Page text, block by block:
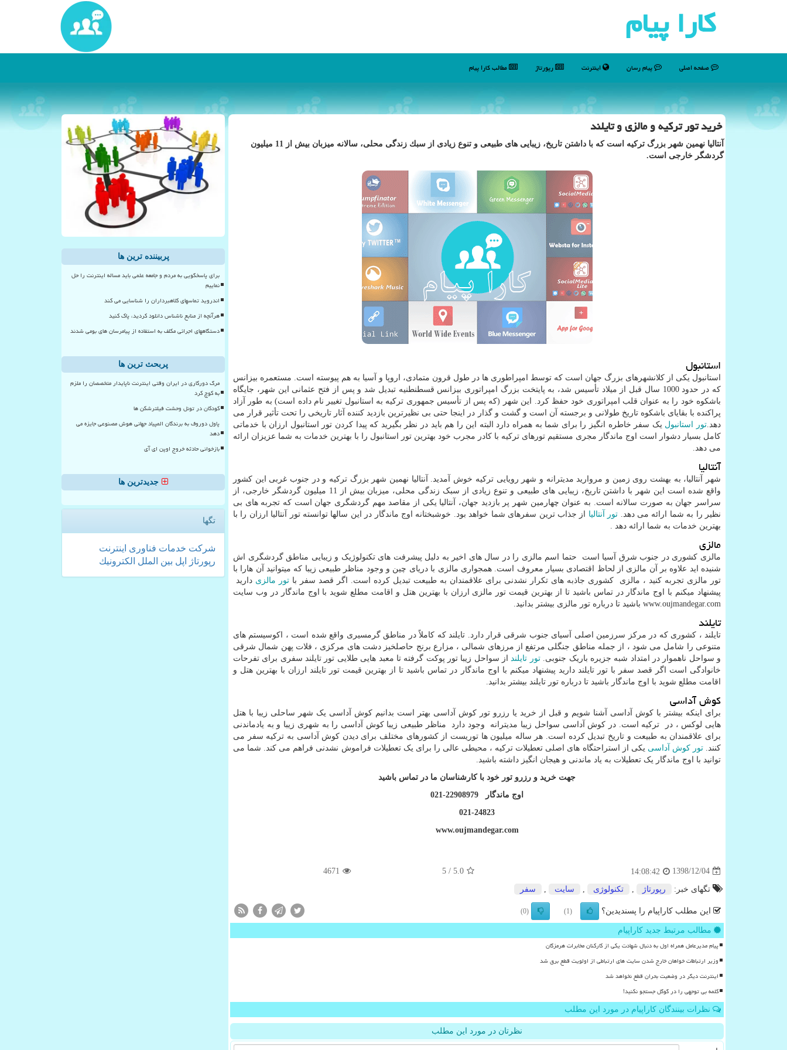
كارا پیام
صفحه اصلی پیام رسان اینترنت رپورتاژ مطالب كارا پیام
خرید تور تركیه و مالزی و تایلند
آنتالیا نهمین شهر بزرگ تركیه است كه با داشتن تاریخ، زیبایی های طبیعی و تنوع زیادی از سبك زندگی محلی، سالانه میزبان بیش از 11 میلیون
گردشگر خارجی است.
استانبول
استانبول یکی از کلانشهرهای بزرگ جهان است که توسط امپراطوری ها در طول قرون متمادی، اروپا و آسیا به هم پیوسته است. مستعمره بیزانس
که در حدود 1000 سال قبل از میلاد تأسیس شد، به پایتخت بزرگ امپراتوری بیزانس قسطنطنیه تبدیل شد و پس از فتح عثمانی این شهر، جایگاه
باشکوه خود را به عنوان قلب امپراتوری خود حفظ کرد. این شهر (که پس از تأسیس جمهوری ترکیه به استانبول تغییر نام داده است) به طور آزاد
پراکنده با بقایای باشکوه تاریخ طولانی و برجسته آن است و گشت و گذار در اینجا حتی بی نظیرترین بازدید کننده آثار تاریخی را تحت تأثیر قرار می
دهد.تور استانبول یک سفر خاطره انگیز را برای شما به همراه دارد البته این را هم باید در نظر بگیرید که پیدا کردن تور استانبول ارزان با خدماتی
کامل بسیار دشوار است اوج ماندگار مجری مستقیم تورهای ترکیه با کادر مجرب خود بهترین تور استانبول را با بهترین خدمات به شما عزیزان ارائه
می دهد.
آنتالیا
شهر آنتالیا، به بهشت روی زمین و مروارید مدیترانه و شهر رویایی ترکیه خوش آمدید. آنتالیا نهمین شهر بزرگ ترکیه و در جنوب غربی این کشور
واقع شده است این شهر با داشتن تاریخ، زیبایی های طبیعی و تنوع زیادی از سبک زندگی محلی، میزبان بیش از 11 میلیون گردشگر خارجی، از
سراسر جهان به صورت سالانه است. به عنوان چهارمین شهر پر بازدید جهان، آنتالیا یکی از مقاصد مهم گردشگری جهان است که تجربه های بی
نظیر را به شما ارائه می دهد. تور آنتالیا از جذاب ترین سفرهای شما خواهد بود. خوشبختانه اوج ماندگار در این سالها توانسته تور آنتالیا ارزان را با
بهترین خدمات به شما ارائه دهد .
مالزی
مالزی کشوری در جنوب شرق آسیا است حتما اسم مالزی را در سال های اخیر به دلیل پیشرفت های تکنولوژیک و زیبایی مناطق گردشگری اش
شنیده اید علاوه بر آن مالزی از لحاظ اقتصادی بسیار معروف است. همجواری مالزی با دریای چین و وجود مناظر طبیعی زیبا که میتوانید آن هارا با
تور مالزی تجربه کنید ، مالزی کشوری جاذبه های تکرار نشدنی برای علاقمندان به طبیعت تبدیل کرده است. اگر قصد سفر با تور مالزی دارید
پیشنهاد میکنم با اوج ماندگار در تماس باشید تا از بهترین قیمت تور مالزی ارزان با بهترین هتل و اقامت مطلع شوید با اوج ماندگار در وب سایت
www.oujmandegar.com باشید تا درباره تور مالزی بیشتر بدانید.
تایلند
تایلند ، کشوری که در مرکز سرزمین اصلی آسیای جنوب شرقی قرار دارد. تایلند که کاملاً در مناطق گرمسیری واقع شده است ، اکوسیستم های
متنوعی را شامل می شود ، از جمله مناطق جنگلی مرتفع از مرزهای شمالی ، مزارع برنج حاصلخیز دشت های مرکزی ، فلات پهن شمال شرقی
و سواحل ناهموار در امتداد شبه جزیره باریک جنوبی.تور تایلنداز سواحل زیبا تور پوکت گرفته تا معبد هایی طلایی تور تایلند سفری برای تفرحات
خانوادگی است اگر قصد سفر با تور تایلند دارید پیشنهاد میکنم با اوج ماندگار در تماس باشید تا از بهترین قیمت تور تایلند ارزان با بهترین هتل و
اقامت مطلع شوید با اوج ماندگار باشید تا درباره تور تایلند بیشتر بدانید.
کوش آداسی
برای اینکه بیشتر با کوش آداسی آشنا شویم و قبل از خرید یا رزرو تور کوش آداسی بهتر است بدانیم کوش آداسی یک شهر ساحلی زیبا با هتل
هایی لوکس ، در ترکیه است. در کوش آداسی سواحل زیبا مدیترانه وجود دارد مناظر طبیعی زیبا کوش آداسی را به شهری زیبا و به یادماندنی
برای علاقمندان به طبیعت و تاریخ تبدیل کرده است. هر ساله میلیون ها توریست از کشورهای مختلف برای دیدن کوش آداسی به ترکیه سفر می
کنند.تور کوش آداسی یکی از استراحتگاه های اصلی تعطیلات ترکیه ، محیطی عالی را برای یک تعطیلات فراموش نشدنی فراهم می کند. شما می
توانید با اوج ماندگار یک تعطیلات به یاد ماندنی و هیجان انگیز داشته باشید.
جهت خرید و رزرو تور خود با کارشناسان ما در تماس باشید
اوج ماندگار 22908979-021
021-24823
www.oujmandegar.com
1398/12/04
14:08:42
5.0
/ 5
4671
تگهای خبر: رپورتاژ تكنولوژی سایت سفر
این مطلب کاراپیام را پسندیدین؟ (1)
(0)
مطالب مرتبط جدید کاراپیام
پیام مدیرعامل همراه اول به دنبال شهادت یکی از کارکنان مخابرات هرمزگان
وزیر ارتباطات خواهان خارج شدن سایت های ارتباطی از اولویت قطع برق شد
اینترنت دیگر در وضعیت بحران قطع نخواهد شد
کلمه بی توجهی را در گوگل جستجو نکنید!
نظرات بینندگان کاراپیام در مورد این مطلب
نظرتان در مورد این مطلب
پربیننده ترین ها
برای پاسخگویی به مردم و جامعه علمی باید مساله اینترنت را حل
نماییم
اندروید تماسهای کلاهبرداران را شناسایی می کند
هرآنچه از منابع ناشناس دانلود کردید، پاک کنید
دستگاههای اجرائی مکلف به استفاده از پیامرسان های بومی شدند
پربحث ترین ها
مرگ دورکاری در ایران وقتی اینترنت ناپایدار متخصصان را ملزم
به کوچ کرد
کودکان در تونل وحشت فیلترشکن ها
پاول دوروف به برندگان المپیاد جهانی هوش مصنوعی جایزه می
دهد
بازخوانی حادثه خروج اوپن ای آی
جدیدترین ها
تگها
شركت خدمات فناوری اینترنت
رپورتاژ
اپل بین الملل الكترونیك